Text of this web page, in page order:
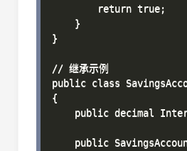
        return true;
    }
}
// 继承示例
public class
{
public decimal
public